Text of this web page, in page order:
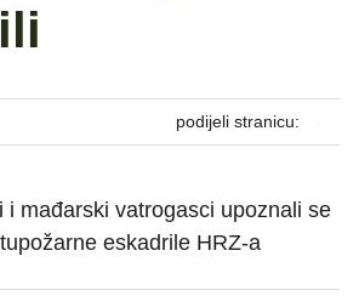
podijeli stranicu:
i mađarski vatrogasci upoznali se
eskadrile HRZ-a